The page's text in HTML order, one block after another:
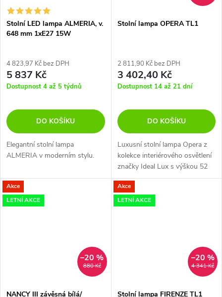
Stolní LED lampa ALMERIA, v.
648 mm 1xE27 15W
4 823,97 Kč bez DPH
5 837 Kč
Dostupnost 4 až 5 týdnů
DO KOŠÍKU
Elegantní stolní lampa
ALMERIA v moderním stylu.
Stolní lampa OPERA TL1
2 811,90 Kč bez DPH
3 402,40 Kč
Dostupnost 14 až 21 dní
DO KOŠÍKU
Luxusní stolní lampa Opera z
kolekce interiérového osvětlení
značky Ideal Lux s výškou 52
cm vkusně doladí obývací
pokoj, ložnici nebo hotelový
interiér.
Akce
LETNÍ AKCE
880 Kč
–20 %
NANCY III závěsná bílá/
Akce
LETNÍ AKCE
4 341 Kč
–20 %
Stolní lampa FIRENZE TL1